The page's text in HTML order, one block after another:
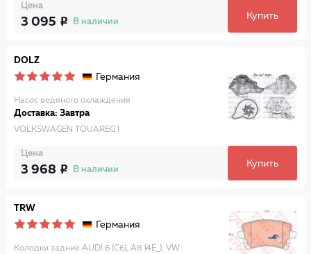
Цена
3 095 В наличии
Купить
DOLZ
Германия
Насос водяного охлаждения
Доставка: Завтра
VOLKSWAGEN TOUAREG I
Цена
3 968 В наличии
Купить
TRW
Германия
Колодки задние AUDI 6 (C6), A8 (4E_), VW